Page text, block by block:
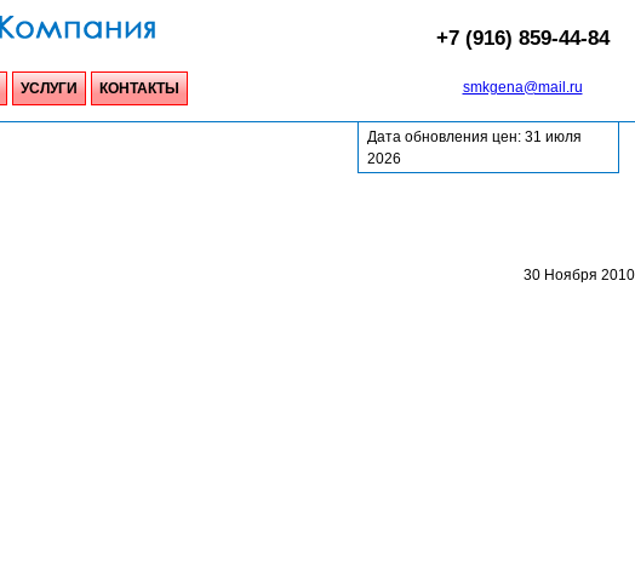
УСЛУГИ КОНТАКТЫ
+7 (916) 859-44-84
smkgena@mail.ru
Дата обновления цен: 31 июля
2026
30 Ноября 2010